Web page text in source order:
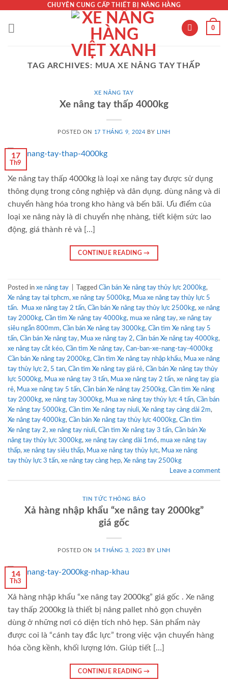
content
CHUYÊN CUNG CẤP THIẾT BỊ NÂNG HÀNG
0
TAG ARCHIVES: MUA XE NÂNG TAY THẤP
XE NÂNG TAY
Xe nâng tay thấp 4000kg
POSTED ON 17 THÁNG 9, 2024 BY LINH
17
Th9
Xe nâng tay thấp 4000kg là loại xe nâng tay được sử dụng
thông dụng trong công nghiệp và dân dụng. dùng nâng và di
chuyển hàng hóa trong kho hàng và bến bãi. Ưu điểm của
loại xe nâng này là di chuyển nhẹ nhàng, tiết kiệm sức lao
động, giá thành rẻ và […]
CONTINUE READING→
Posted in xe nâng tay Tagged Cần bán Xe nâng tay thủy lực 2000kg,
Xe nâng tay tại tphcm, xe nâng tay 5000kg, Mua xe nâng tay thủy lực 5
tấn. Mua xe nâng tay 2 tấn, Cần bán Xe nâng tay thủy lực 2500kg, xe nâng
tay 2000kg, Cần tìm Xe nâng tay 4000kg, mua xe nâng tay, xe nâng tay
siêu ngắn 800mm, Cần bán Xe nâng tay 3000kg, Cần tìm Xe nâng tay 5
tấn, Cần bán Xe nâng tay, Mua xe nâng tay 2, Cần bán Xe nâng tay 4000kg,
xe nâng tay cắt kéo, Cần tìm Xe nâng tay, Can-ban-xe-nang-tay-4000kg
Cần bán Xe nâng tay 2000kg, Cần tìm Xe nâng tay nhập khẩu, Mua xe nâng
tay thủy lực 2, 5 tan, Cần tìm Xe nâng tay giá rẻ, Cần bán Xe nâng tay thủy
lực 5000kg, Mua xe nâng tay 3 tấn, Mua xe nâng tay 2 tấn, xe nâng tay gia
rẻ, Mua xe nâng tay 5 tấn, Cần bán Xe nâng tay 2500kg, Cần tìm Xe nâng
tay 2000kg, xe nâng tay 3000kg, Mua xe nâng tay thủy lực 4 tấn, Cần bán
Xe nâng tay 5000kg, Cần tìm Xe nâng tay niuli, Xe nâng tay càng dài 2m,
Xe nâng tay 4000kg, Cần bán Xe nâng tay thủy lực 4000kg, Cần tìm
Xe nâng tay 2, xe nâng tay niuli, Cần tìm Xe nâng tay 3 tấn, Cần bán Xe
nâng tay thủy lực 3000kg, xe nâng tay càng dài 1m6, mua xe nâng tay
thấp, xe nâng tay siêu thấp, Mua xe nâng tay thủy lực, Mua xe nâng
tay thủy lực 3 tấn, xe nâng tay càng hẹp, Xe nâng tay 2500kg
Leave a comment
TIN TỨC THÔNG BÁO
Xả hàng nhập khẩu “xe nâng tay 2000kg”
giá gốc
POSTED ON 14 THÁNG 3, 2023 BY LINH
14
Th3
Xả hàng nhập khẩu “xe nâng tay 2000kg” giá gốc . Xe nâng
tay thấp 2000kg là thiết bị nâng pallet nhỏ gọn chuyên
dùng ở những nơi có diện tích nhỏ hẹp. Sản phẩm này
được coi là “cánh tay đắc lực” trong việc vận chuyển hàng
hóa cồng kềnh, khối lượng lớn. Giúp tiết […]
CONTINUE READING→